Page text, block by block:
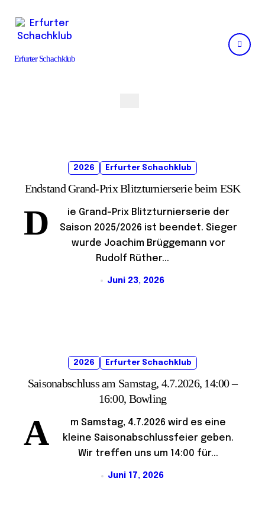
content
Erfurter Schachklub
2026 Erfurter Schachklub
Endstand Grand-Prix Blitzturnierserie beim ESK
D
ie Grand-Prix Blitzturnierserie der
Saison 2025/2026 ist beendet. Sieger
wurde Joachim Brüggemann vor
Rudolf Rüther...
Juni 23, 2026
2026 Erfurter Schachklub
Saisonabschluss am Samstag, 4.7.2026, 14:00 –
16:00, Bowling
A
m Samstag, 4.7.2026 wird es eine
kleine Saisonabschlussfeier geben.
Wir treffen uns um 14:00 für...
Juni 17, 2026